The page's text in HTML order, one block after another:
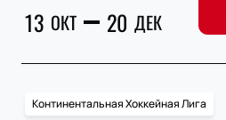
13 ОКТ 20 ДЕК
Континентальная Хоккейная Лига